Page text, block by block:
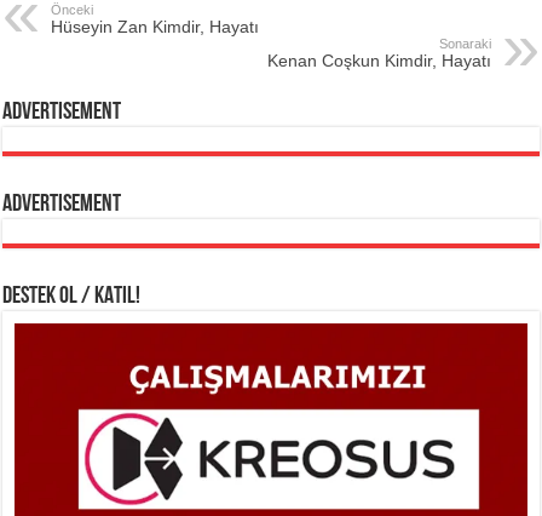
Önceki
Hüseyin Zan Kimdir, Hayatı
Sonaraki
Kenan Coşkun Kimdir, Hayatı
Advertisement
Advertisement
DESTEK OL / KATIL!